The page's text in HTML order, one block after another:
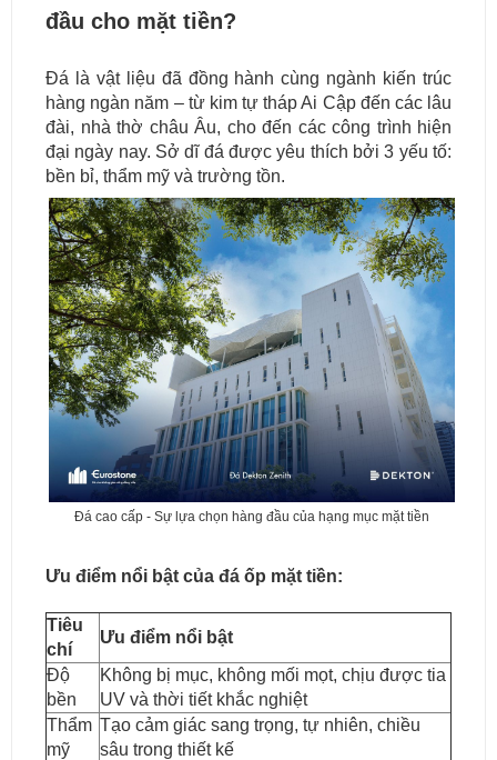
đầu cho mặt tiền?
Đá là vật liệu đã đồng hành cùng ngành kiến trúc
hàng ngàn năm – từ kim tự tháp Ai Cập đến các lâu
đài, nhà thờ châu Âu, cho đến các công trình hiện
đại ngày nay. Sở dĩ đá được yêu thích bởi 3 yếu tố:
bền bỉ, thẩm mỹ và trường tồn.
Đá cao cấp - Sự lựa chọn hàng đầu của hạng mục mặt tiền
Ưu điểm nổi bật của đá ốp mặt tiền:
Tiêu
chí
Ưu điểm nổi bật
Độ
bền
Không bị mục, không mối mọt, chịu được tia
UV và thời tiết khắc nghiệt
Thẩm
mỹ
Tạo cảm giác sang trọng, tự nhiên, chiều
sâu trong thiết kế